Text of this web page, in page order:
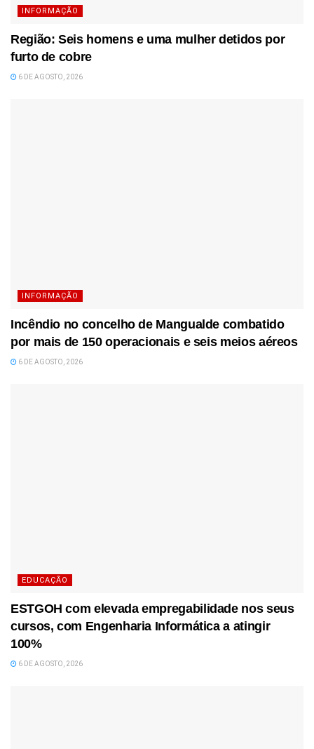
INFORMAÇÃO
Região: Seis homens e uma mulher detidos por
furto de cobre
6 DE AGOSTO, 2026
INFORMAÇÃO
Incêndio no concelho de Mangualde combatido
por mais de 150 operacionais e seis meios aéreos
6 DE AGOSTO, 2026
EDUCAÇÃO
ESTGOH com elevada empregabilidade nos seus
cursos, com Engenharia Informática a atingir
100%
6 DE AGOSTO, 2026